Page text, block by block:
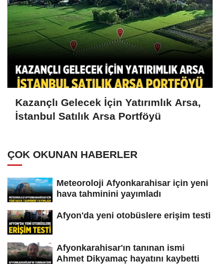
Kazançlı Gelecek İçin Yatırımlık Arsa,
İstanbul Satılık Arsa Portföyü
ÇOK OKUNAN HABERLER
Meteoroloji Afyonkarahisar için yeni
hava tahminini yayımladı
Afyon'da yeni otobüslere erişim testi
Afyonkarahisar'ın tanınan ismi
Ahmet Dikyamaç hayatını kaybetti